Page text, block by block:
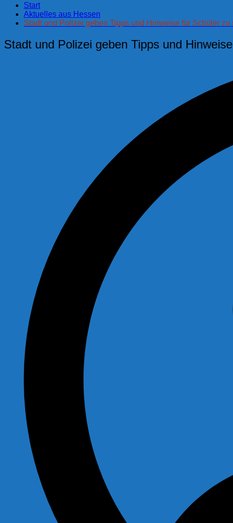
Start
Aktuelles aus Hessen
Stadt und Polizei geben Tipps und Hinweise für Schüler
Stadt und Polizei geben Tipps und